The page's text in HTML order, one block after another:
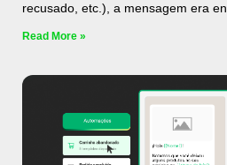
recusado, etc.), a mensagem era
Read More »